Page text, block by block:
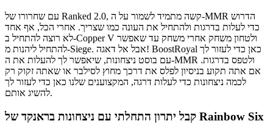
עם שחרורו של Ranked 2.0, קשה מתמיד לשמור על ה-MMR הדרוש
כדי לעלות בדרגות ולהתחיל את העונה כמו שצריך. אחרי הכל, אף אחד
לא רוצה להתחיל ב-Copper V ולטחון משחק אחרי משחק עד שאפשר
להתחיל ליהנות מ-Siege. אבל אל דאגה! BoostRoyal כאן כדי לעזור לך
עם בוסט ניצחונות, שיאפשר לך להעלות את ה-MMR ולטפס בדרגות.
אם אתה תקוע בניסיון לפלס את דרכך מחוץ לסילבר או שאתה זקוק רק
לכמה ניצחונות כדי לעלות דרגה, המקצוענים שלנו כאן כדי לעזור לך
להשיג אותם.
קבל יתרון התחלתי עם ניצחונות בראנקד של Rainbow Six